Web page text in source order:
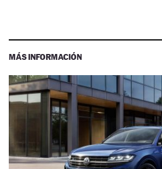
MÁS INFORMACIÓN